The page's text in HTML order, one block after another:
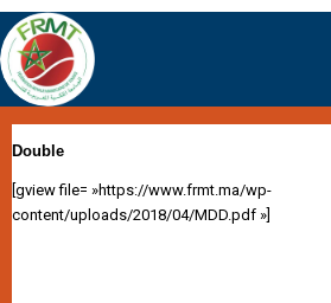
Double
[gview file= »https://www.frmt.ma/wp-
content/uploads/2018/04/MDD.pdf »]